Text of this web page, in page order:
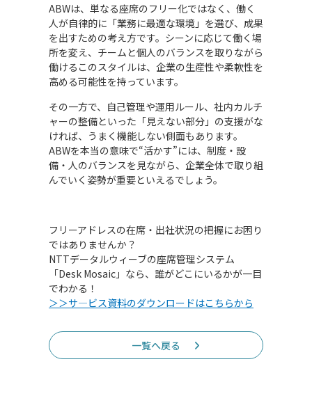
ABWは、単なる座席のフリー化ではなく、働く
人が自律的に「業務に最適な環境」を選び、成果
を出すための考え方です。シーンに応じて働く場
所を変え、チームと個人のバランスを取りながら
働けるこのスタイルは、企業の生産性や柔軟性を
高める可能性を持っています。
その一方で、自己管理や運用ルール、社内カルチ
ャーの整備といった「見えない部分」の支援がな
ければ、うまく機能しない側面もあります。
ABWを本当の意味で“活かす”には、制度・設
備・人のバランスを見ながら、企業全体で取り組
んでいく姿勢が重要といえるでしょう。
フリーアドレスの在席・出社状況の把握にお困り
ではありませんか？
NTTデータルウィーブの座席管理システム
「Desk Mosaic」なら、誰がどこにいるかが一目
でわかる！
＞＞サ―ビス資料のダウンロードはこちらから
一覧へ戻る